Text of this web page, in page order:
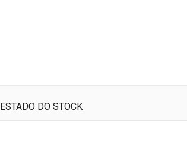
ESTADO DO STOCK